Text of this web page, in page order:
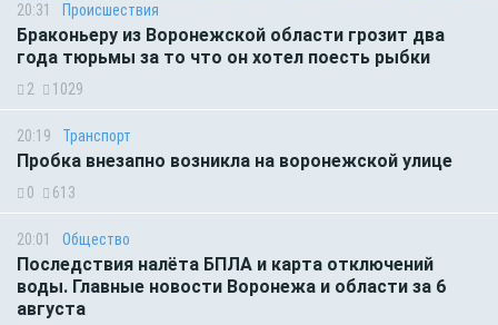
20:31 Происшествия
Браконьеру из Воронежской области грозит два
года тюрьмы за то что он хотел поесть рыбки
2 1029
20:19 Транспорт
Пробка внезапно возникла на воронежской улице
0 613
20:01 Общество
Последствия налёта БПЛА и карта отключений
воды. Главные новости Воронежа и области за 6
августа